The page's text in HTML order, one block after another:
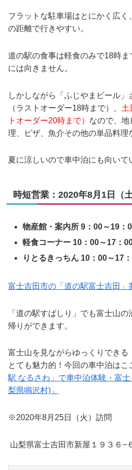
フラットな駐車場はとにかく広く
の距離で行きやすい。
道の駅の食事は軽食のみで18時
には向きません。
しかしながら「ふじやまビール
（ラストオーダー18時まで）、 土
トオーダー20時まで） なので、
理、ピザ、魚介その他の単品料理
夏に涼しいので車中泊にも向いて
時短営業：2020年8月1日（
物産館・案内所 9：00～19
軽食コーナー 10：00～17：
りとるきっちん 10：00～17
富士吉田市の「道の駅富士吉田」
「道の駅すばしり」でも富士山
帰りができます。
富士山を見ながらゆっくりでき
とても魅力的！今回の車中泊は
駅 なるさわ」で車中泊体験・富
梨県鳴沢村)」
※2020年8月25日（火）訪問
山梨県富士吉田市新屋１９３６